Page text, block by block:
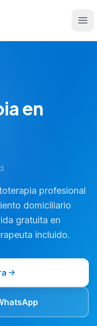
en
profesional
domiciliario
gratuita en
incluido.